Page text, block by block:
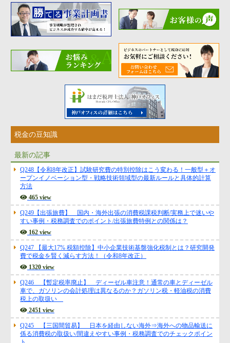
税金の豆知識
最新の記事
Q248【令和8年改正】試験研究費の特別控除はこう変わる！一般型＋オ
ープンイノベーション型・戦略技術領域型の最新ルールと具体的計算
方法
465 view
Q249【出張旅費】 国内・海外出張の消費税課税判断/実務上で迷いや
すい事例・税務調査でのポイント/出張旅費特例との関係は？
162 view
Q247 【最大17% 税額控除】中小企業技術基盤強化税制とは？研究開発
費で税金を賢く減らす方法！（令和8年改正）
1320 view
Q246 【暫定税率廃止】 ディーゼル車注意！通常の車とディーゼル
車で、ガソリンの会計処理は異なるのか？ガソリン税・軽油税の消費
税上の取扱い
2451 view
Q245 【三国間貿易】 日本を経由しない海外⇒海外への物品輸送に
係る消費税の取扱い/間違えやすい事例・税務調査でのチェックポイン